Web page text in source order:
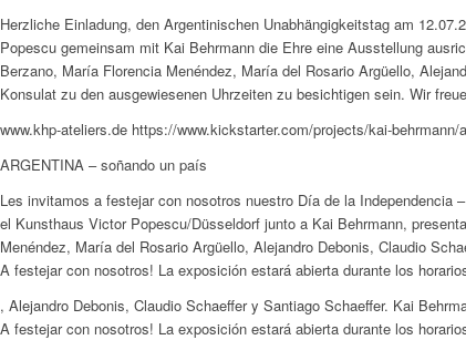
Herzliche Einladung, den Argentinischen Unabhängigkeitstag am
Popescu gemeinsam mit Kai Behrmann die Ehre eine Ausstellung
Berzano, María Florencia Menéndez, María del Rosario Argüello,
Konsulat zu den ausgewiesenen Uhrzeiten zu besichtigen sein. Wir
www.khp-ateliers.de https://www.kickstarter.com/projects/kai-
ARGENTINA – soñando un país
Les invitamos a festejar con nosotros nuestro Día de la
el Kunsthaus Victor Popescu/Düsseldorf junto a Kai Behrmann,
Menéndez, María del Rosario Argüello, Alejandro Debonis, Claudio
A festejar con nosotros! La exposición estará abierta durante los
, Alejandro Debonis, Claudio Schaeffer y Santiago Schaeffer. Kai
A festejar con nosotros! La exposición estará abierta durante los